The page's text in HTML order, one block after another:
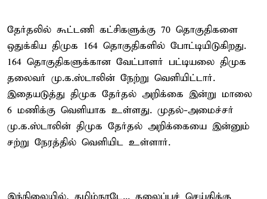
தேர்தலில் கூட்டணி கட்சிகளுக்கு 70 தொகுதிகளை
ஒதுக்கிய திமுக 164 தொகுதிகளில் போட்டியிடுகிறது.
164 தொகுதிகளுக்கான வேட்பாளர் பட்டியலை திமுக
தலைவர் மு.க.ஸ்டாலின் நேற்று வெளியிட்டார்.
இதையடுத்து திமுக தேர்தல் அறிக்கை இன்று மாலை
6 மணிக்கு வெளியாக உள்ளது. முதல்-அமைச்சர்
மு.க.ஸ்டாலின் திமுக தேர்தல் அறிக்கையை இன்னும்
சற்று நேரத்தில் வெளியிட உள்ளார்.